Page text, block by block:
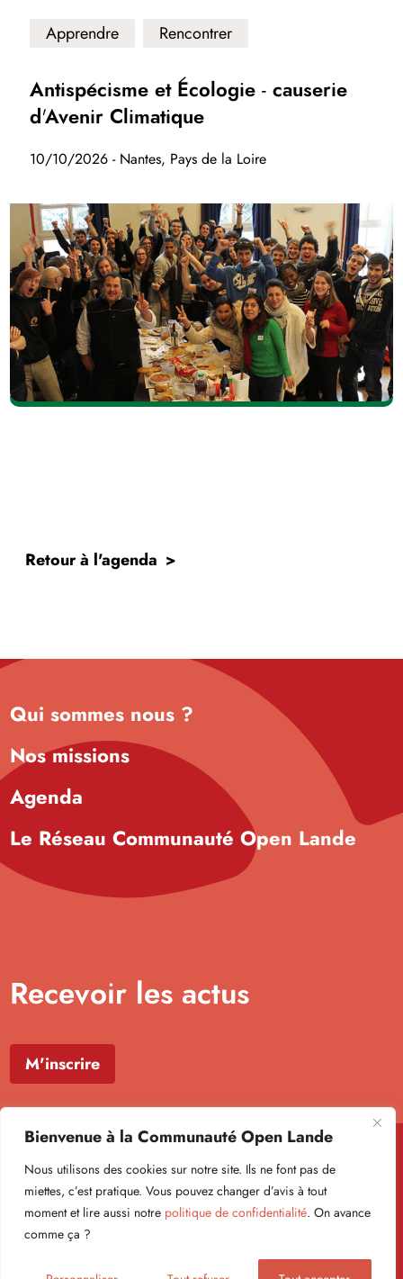
Bienvenue à la Communauté Open Lande
Nous utilisons des cookies sur notre site. Ils ne font pas de
miettes, c’est pratique. Vous pouvez changer d’avis à tout
moment et lire aussi notre politique de confidentialité. On avance
comme ça ?
Apprendre Rencontrer
Antispécisme et Écologie - causerie
d'Avenir Climatique
10/10/2026 - Nantes, Pays de la Loire
Retour à l'agenda
Qui sommes nous ?
Nos missions
Agenda
Le Réseau Communauté Open Lande
Recevoir les actus
M'inscrire
© Open Lande 2026